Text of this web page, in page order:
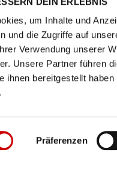
um Inhalte und
und die Zugriffe auf
Verwendung unserer
Unsere Partner führen
ihnen bereitgestellt
Präferenzen
Kundenservice
Hilfe & FAQs
Grössentabelle
Click & Collect